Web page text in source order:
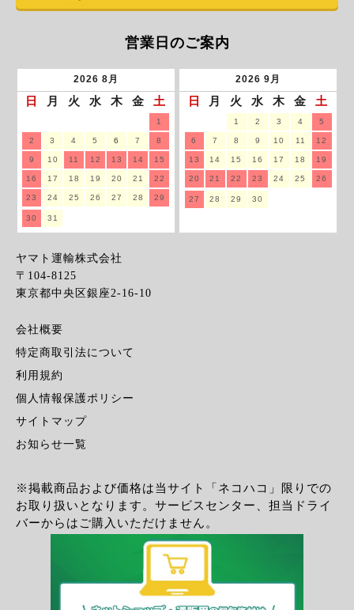
営業日のご案内
2026 8月
日 月 火 水 木 金 土
1
2 3 4 5 6 7 8
9 10 11 12 13 14 15
16 17 18 19 20 21 22
23 24 25 26 27 28 29
30 31
2026 9月
日 月 火 水 木 金 土
1 2 3 4 5
6 7 8 9 10 11 12
13 14 15 16 17 18 19
20 21 22 23 24 25 26
27 28 29 30
ヤマト運輸株式会社
〒104-8125
東京都中央区銀座2-16-10
会社概要
特定商取引法について
利用規約
個人情報保護ポリシー
サイトマップ
お知らせ一覧
※掲載商品および価格は当サイト「ネコハコ」限りでの
お取り扱いとなります。サービスセンター、担当ドライ
バーからはご購入いただけません。